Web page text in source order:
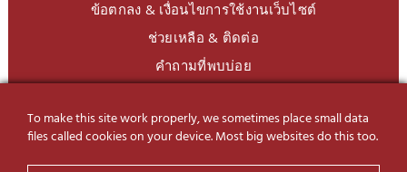
ข้อตกลง & เงื่อนไขการใช้งานเว็บไซต์
ช่วยเหลือ & ติดต่อ
คำถามที่พบบ่อย
LINE Official@charoendecor
To make this site work properly, we sometimes place small data
files called cookies on your device. Most big websites do this too.